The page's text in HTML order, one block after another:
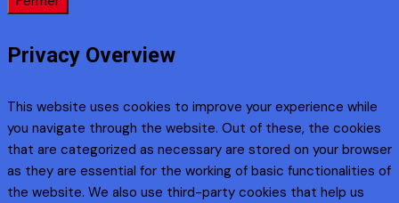
Privacy Overview
This website uses cookies to improve your experience while
you navigate through the website. Out of these, the cookies
that are categorized as necessary are stored on your browser
as they are essential for the working of basic functionalities of
the website. We also use third-party cookies that help us